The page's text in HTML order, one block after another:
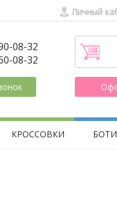
Личный
08-32
08-32
КРОССОВКИ